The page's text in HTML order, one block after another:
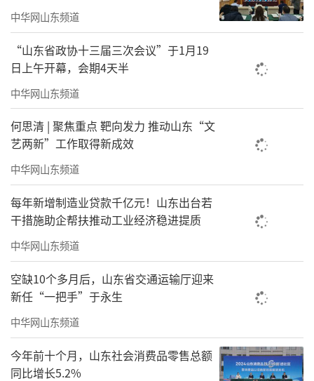
中华网山东频道
“山东省政协十三届三次会议”于1月19
日上午开幕，会期4天半
中华网山东频道
何思清 | 聚焦重点 靶向发力 推动山东“文
艺两新”工作取得新成效
中华网山东频道
每年新增制造业贷款千亿元！山东出台若
干措施助企帮扶推动工业经济稳进提质
中华网山东频道
空缺10个多月后，山东省交通运输厅迎来
新任“一把手”于永生
中华网山东频道
今年前十个月，山东社会消费品零售总额
同比增长5.2%